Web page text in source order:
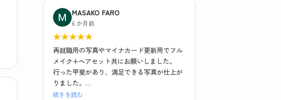
眉ラインをクレンジングシートで落としまし
た)
また、メイク＆ヘアセットもお任せでとにか
く納得のいく写真が欲しい！という場合は1時
間以上かけてがっつりやってくださるので撮
影後に予定入れる場合は余裕もった方がいい
と思いました！
にも答えていただきとても為になりました。
また写真撮影の時に顔の角度や傾き、服や髪
の毛の乱れなどもその場で直していただいた
のでインスタント証明写真機とは全く違う映
り方になりました。修正も細かいところまで
丁寧に手作業でやっていただいてとても満足
のいく仕上がりになりました。写真を選ぶ際
や表情などのアドバイスもあったので初めて
の方にもおすすめです。データも複数背景の
MASAKO FARO
6 か月前
★★★★★
再就職用の写真やマイナカード更新用でフル
メイク+ヘアセット共にお願いしました。
行った甲斐があり、満足できる写真が仕上が
りました。
セット、写真6枚、写真データ送付で約
続きを読む